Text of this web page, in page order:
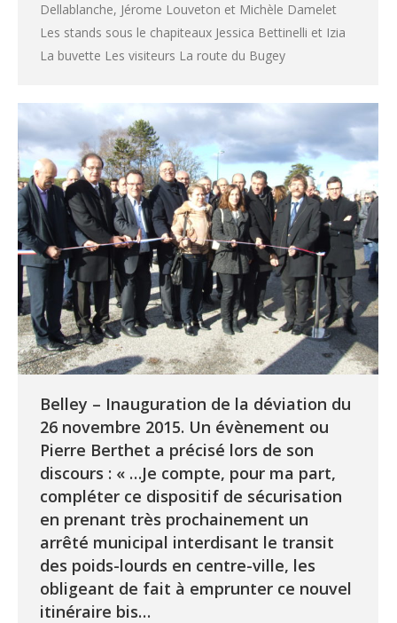
Dellablanche, Jérome Louveton et Michèle Damelet
Les stands sous le chapiteaux Jessica Bettinelli et Izia
La buvette Les visiteurs La route du Bugey
Belley – Inauguration de la déviation du
26 novembre 2015. Un évènement ou
Pierre Berthet a précisé lors de son
discours : « …Je compte, pour ma part,
compléter ce dispositif de sécurisation
en prenant très prochainement un
arrêté municipal interdisant le transit
des poids-lourds en centre-ville, les
obligeant de fait à emprunter ce nouvel
itinéraire bis…